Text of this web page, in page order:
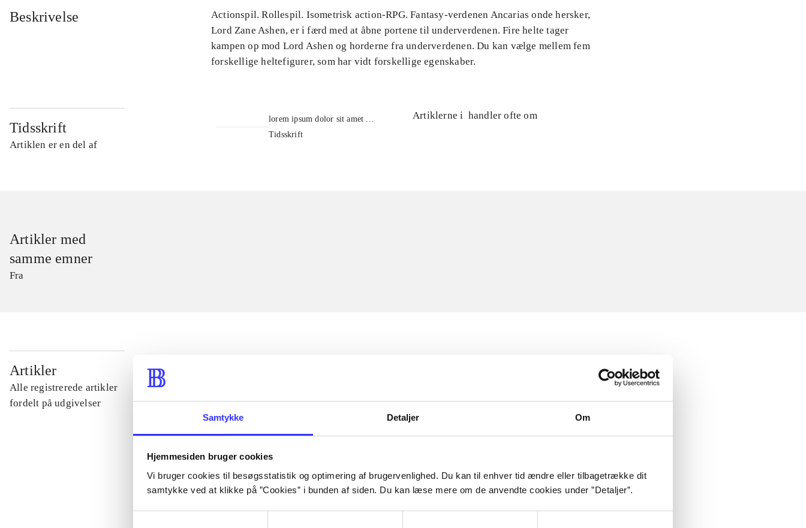
Samtykke Detaljer Om
Hjemmesiden bruger cookies
Vi bruger cookies til besøgsstatistik og optimering af brugervenlighed. Du kan til enhver tid ændre eller tilbagetrække dit
samtykke ved at klikke på ”Cookies” i bunden af siden. Du kan læse mere om de anvendte cookies under ”Detaljer”.
Beskrivelse
Actionspil. Rollespil. Isometrisk action-RPG. Fantasy-verdenen Ancarias onde hersker,
Lord Zane Ashen, er i færd med at åbne portene til underverdenen. Fire helte tager
kampen op mod Lord Ashen og horderne fra underverdenen. Du kan vælge mellem fem
forskellige heltefigurer, som har vidt forskellige egenskaber.
Tidsskrift
Artiklen er en del af
lorem ipsum dolor sit amet ...
Tidsskrift
Artiklerne i handler ofte om
Artikler med
samme emner
Fra
Artikler
Alle registrerede artikler
fordelt på udgivelser
...
...